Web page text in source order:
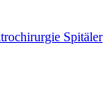
Spitäler